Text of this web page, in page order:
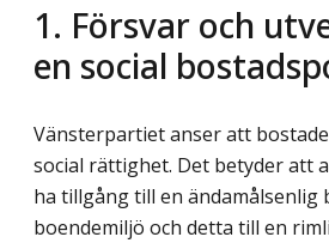
1. Försvar och
en social
Vänsterpartiet anser att
social rättighet. Det betyder att
ha tillgång till en ändamålsenlig
boendemiljö och detta till en